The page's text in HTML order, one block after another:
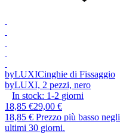
byLUXICinghie di Fissaggio
byLUXI, 2 pezzi, nero
In stock: 1-2 giorni
18,85 €29,00 €
18,85 € Prezzo più basso negli
ultimi 30 giorni.